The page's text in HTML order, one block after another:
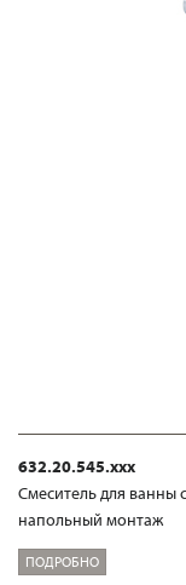
632.20.545.xxx
Смеситель для ванны
напольный монтаж
ПОДРОБНО